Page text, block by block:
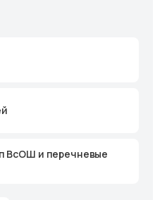
ВсОШ и перечневые